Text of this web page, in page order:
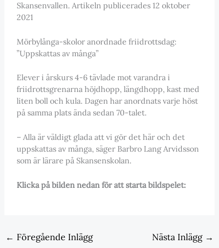
Skansenvallen. Artikeln publicerades 12 oktober
2021
Mörbylånga-skolor anordnade friidrottsdag:
”Uppskattas av många”
Elever i årskurs 4-6 tävlade mot varandra i
friidrottsgrenarna höjdhopp, längdhopp, kast med
liten boll och kula. Dagen har anordnats varje höst
på samma plats ända sedan 70-talet.
– Alla är väldigt glada att vi gör det här och det
uppskattas av många, säger Barbro Lang Arvidsson
som är lärare på Skansenskolan.
Klicka på bilden nedan för att starta bildspelet:
← Föregående Inlägg Nästa Inlägg →